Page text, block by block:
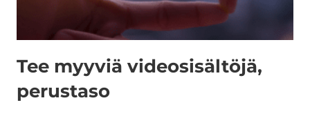
Tee myyviä videosisältöjä,
perustaso